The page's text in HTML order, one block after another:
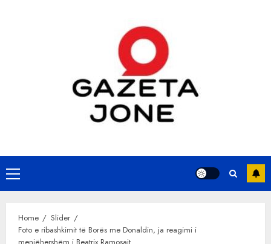
Primary
Menu
Home
Slider
Foto e ribashkimit të Borës me Donaldin, ja reagimi i